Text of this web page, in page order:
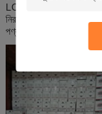
LCL দ্বারা পাঠানো হলে,
নিরাপদ রাখতে প্লাস্টিকের
পণ্য পাবেন (পণ্যের ক্ষতি হবে